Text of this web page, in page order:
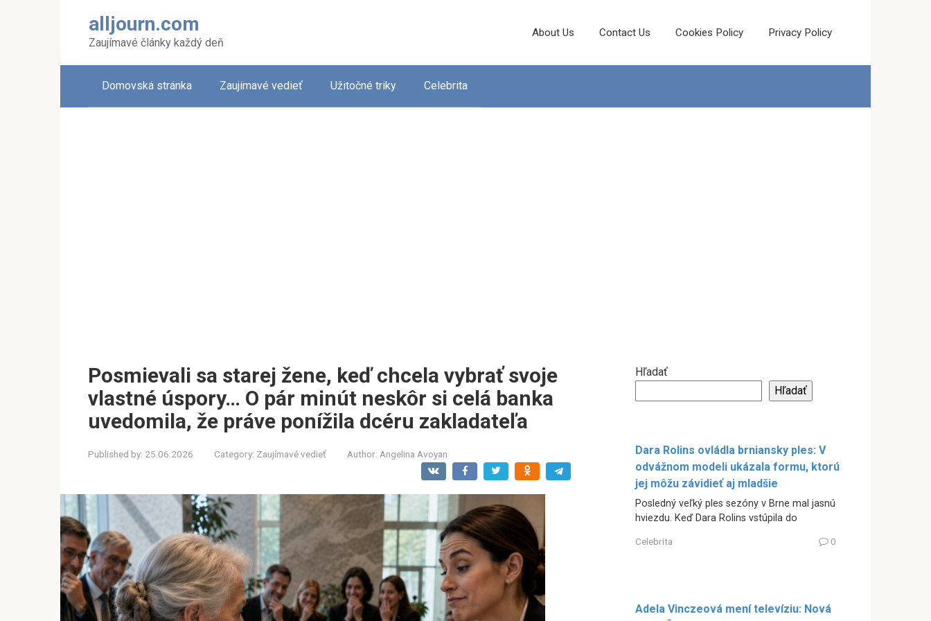
alljourn.com
Zaujímavé články každý deň
About Us Contact Us Cookies Policy Privacy Policy
Domovská stránka Zaujímavé vedieť Užitočné triky Celebrita
Posmievali sa starej žene, keď chcela vybrať svoje
vlastné úspory… O pár minút neskôr si celá banka
uvedomila, že práve ponížila dcéru zakladateľa
Published by: 25.06.2026 Category: Zaujímavé vedieť Author: Angelina Avoyan
Hľadať
Hľadať
Dara Rolins ovládla brniansky ples: V
odvážnom modeli ukázala formu, ktorú
jej môžu závidieť aj mladšie
Posledný veľký ples sezóny v Brne mal jasnú
hviezdu. Keď Dara Rolins vstúpila do
Celebrita 0
Adela Vinczeová mení televíziu: Nová